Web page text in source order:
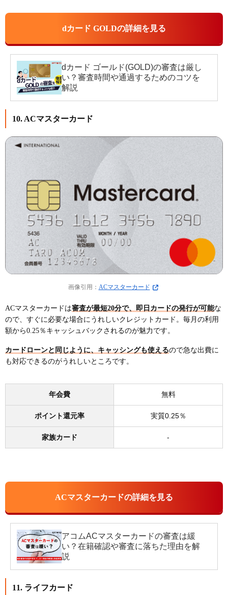
dカード GOLDの詳細を見る
dカード ゴールド(GOLD)の審査は厳し
い？審査時間や通過するためのコツを
解説
10. ACマスターカード
画像引用： ACマスターカード
ACマスターカードは審査が最短20分で、即日カードの発行が可能な
ので、すぐに必要な場合にうれしいクレジットカード。毎月の利用
額から0.25％キャッシュバックされるのが魅力です。
カードローンと同じように、キャッシングも使えるので急な出費に
も対応できるのがうれしいところです。
年会費 無料
ポイント還元率 実質0.25％
家族カード -
ACマスターカードの詳細を見る
アコムACマスターカードの審査は緩
い？在籍確認や審査に落ちた理由を解
説
11. ライフカード